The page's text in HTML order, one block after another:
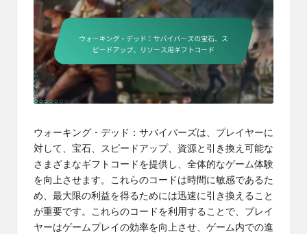
ウォーキング・デッド：サバイバーズは、プレイヤーに
対して、宝石、スピードアップ、資源と引き換え可能な
さまざまなギフトコードを提供し、全体的なゲーム体験
を向上させます。これらのコードは時間に敏感であるた
め、最大限の利益を得るためには迅速に引き換えること
が重要です。これらのコードを利用することで、プレイ
ヤーはゲームプレイの効率を向上させ、ゲーム内での進